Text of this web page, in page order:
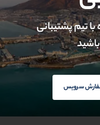
تیم پشتیبانی
سرویس